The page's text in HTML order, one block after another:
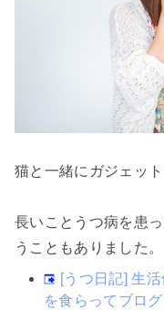
猫と一緒にガジェッ
長いことうつ病を患
うこともありました。
[うつ日記] 生
を食らってブロ